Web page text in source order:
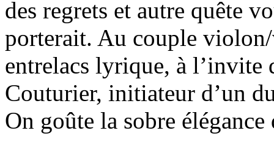
des regrets et autre quête
porterait. Au couple
entrelacs lyrique, à l’invite
Couturier, initiateur d’un
On goûte la sobre